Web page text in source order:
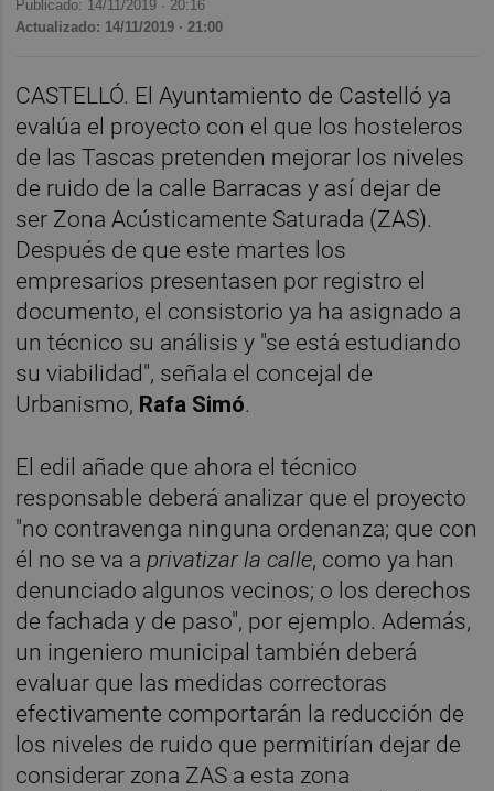
Publicado: 14/11/2019 · 20:16
Actualizado: 14/11/2019 · 21:00
CASTELLÓ. El Ayuntamiento de Castelló ya
evalúa el proyecto con el que los hosteleros
de las Tascas pretenden mejorar los niveles
de ruido de la calle Barracas y así dejar de
ser Zona Acústicamente Saturada (ZAS).
Después de que este martes los
empresarios presentasen por registro el
documento, el consistorio ya ha asignado a
un técnico su análisis y "se está estudiando
su viabilidad", señala el concejal de
Urbanismo, Rafa Simó.
El edil añade que ahora el técnico
responsable deberá analizar que el proyecto
"no contravenga ninguna ordenanza; que con
él no se va aprivatizar la calle, como ya han
denunciado algunos vecinos; o los derechos
de fachada y de paso", por ejemplo. Además,
un ingeniero municipal también deberá
evaluar que las medidas correctoras
efectivamente comportarán la reducción de
los niveles de ruido que permitirían dejar de
considerar zona ZAS a esta zona